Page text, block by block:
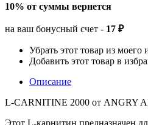
10% от суммы вернется
на ваш бонусный счет - 17 ₽
Убрать этот товар из моего
Добавить этот товар в
Описание
L-CARNITINE 2000 от ANGRY
Этот L-карнитин предназначен